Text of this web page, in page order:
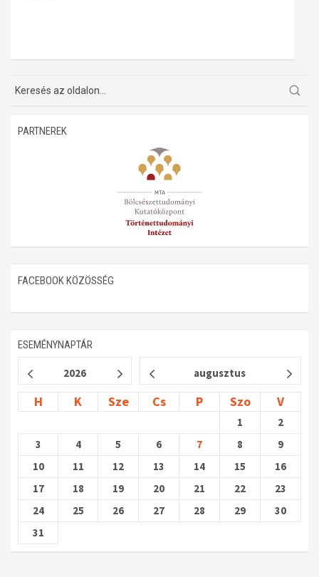
PARTNEREK
FACEBOOK KÖZÖSSÉG
ESEMÉNYNAPTÁR
2026 augusztus
H K Sze Cs P Szo V
1
2
3
4 5 6 7 8
9
10
11 12 13 14 15
16
17
18 19 20 21 22
23
24
25 26 27 28 29
30
31